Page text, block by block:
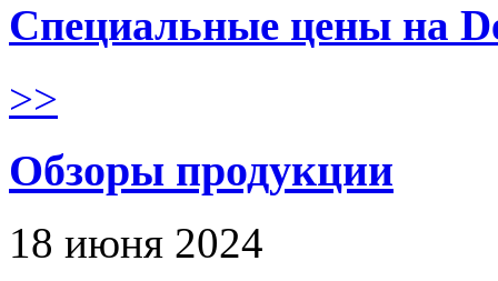
Специальные цены на
>>
Обзоры продукции
18 июня 2024